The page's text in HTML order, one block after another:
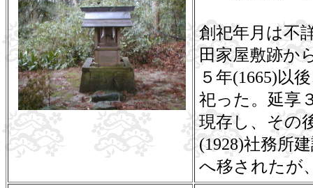
創祀年月は不
田家屋敷跡か
５年(1665)以
祀った。延享
現存し、その
(1928)社務所
へ移されたが